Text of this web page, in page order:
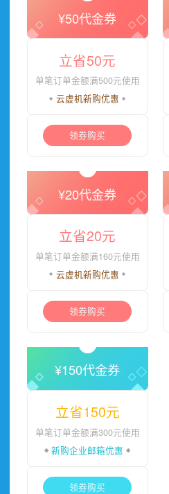
¥50代金券
立省50元
单笔订单金额满500元使用
云虚机新购优惠
领券购买
¥20代金券
立省20元
单笔订单金额满160元使用
云虚机新购优惠
领券购买
¥150代金券
立省150元
单笔订单金额满300元使用
新购企业邮箱优惠
领券购买